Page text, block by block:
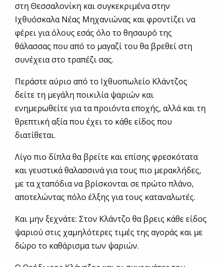
στη Θεσσαλονίκη και συγκεκριμένα στην
Ιχθυόσκαλα Νέας Μηχανιώνας και φροντίζει να
φέρει για όλους εσάς όλο το θησαυρό της
θάλασσας που από το μαγαζί του θα βρεθεί στη
συνέχεια στο τραπέζι σας.
Περάστε αύριο από το Ιχθυοπωλείο Κλάντζος
δείτε τη μεγάλη ποικιλία ψαριών και
ενημερωθείτε για τα προιόντα εποχής, αλλά και τη
θρεπτική αξία που έχει το κάθε είδος που
διατίθεται.
Λίγο πιο δίπλα θα βρείτε και επίσης φρεσκότατα
και γευστικά θαλασσινά για τους πιο μερακλήδες,
με τα χταπόδια να βρίσκονται σε πρώτο πλάνο,
αποτελώντας πόλο έλξης για τους καταναλωτές.
Και μην ξεχνάτε: Στον Κλάντζο θα βρεις κάθε είδος
ψαριού στις χαμηλότερες τιμές της αγοράς και με
δώρο το καθάρισμα των ψαριών.